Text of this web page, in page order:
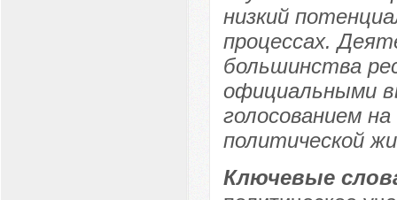
низкий
процессах.
большинства
официальными
голосованием
политической
Ключевые